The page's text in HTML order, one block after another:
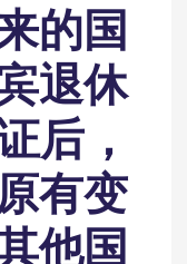
的国
退休
后，
有变
他国